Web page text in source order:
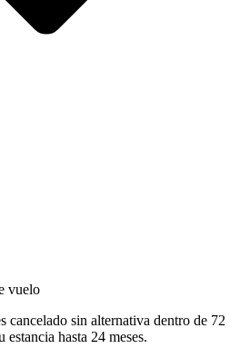
vuelo
cancelado sin alternativa dentro de 72
estancia hasta 24 meses.